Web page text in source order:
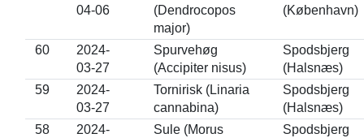
04-06
(Dendrocopos
major)
(København)
60
2024-
03-27
Spurvehøg
(Accipiter nisus)
Spodsbjerg
(Halsnæs)
59
2024-
03-27
Tornirisk (Linaria
cannabina)
Spodsbjerg
(Halsnæs)
58
2024-
Sule (Morus
Spodsbjerg